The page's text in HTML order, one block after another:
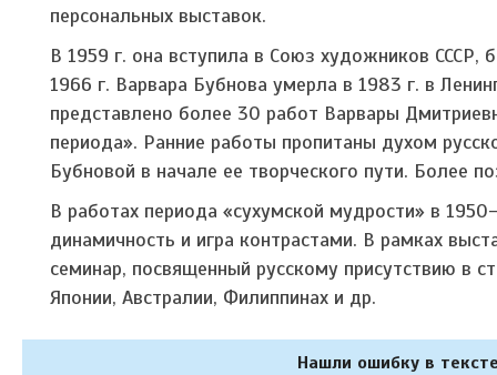
персональных выставок.
В 1959 г. она вступила в Союз художников СССР,
1966 г. Варвара Бубнова умерла в 1983 г. в
представлено более 30 работ Варвары
периода». Ранние работы пропитаны духом
Бубновой в начале ее творческого пути. Более
В работах периода «сухумской мудрости» в
динамичность и игра контрастами. В рамках
семинар, посвященный русскому присутствию в
Японии, Австралии, Филиппинах и др.
Нашли ошибку в